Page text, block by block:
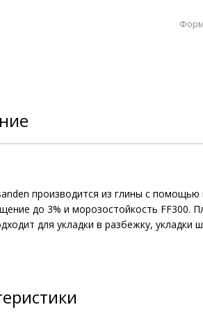
производится из глины с
до 3% и морозостойкость FF300.
для укладки в разбежку, укладки